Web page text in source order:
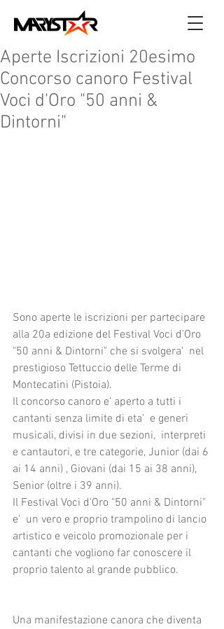
Aperte Iscrizioni 20esimo
Concorso canoro Festival
Voci d'Oro "50 anni &
Dintorni"
Sono aperte le iscrizioni per partecipare
alla 20a edizione del Festival Voci d'Oro
"50 anni & Dintorni" che si svolgera'  nel
prestigioso Tettuccio delle Terme di
Montecatini (Pistoia).
Il concorso canoro e' aperto a tutti i
cantanti senza limite di eta'  e generi
musicali, divisi in due sezioni,  interpreti
e cantautori, e tre categorie, Junior (dai 6
ai 14 anni) , Giovani (dai 15 ai 38 anni),
Senior (oltre i 39 anni).
Il Festival Voci d'Oro "50 anni & Dintorni"
e'  un vero e proprio trampolino di lancio
artistico e veicolo promozionale per i
cantanti che vogliono far conoscere il
proprio talento al grande pubblico.
Una manifestazione canora che diventa